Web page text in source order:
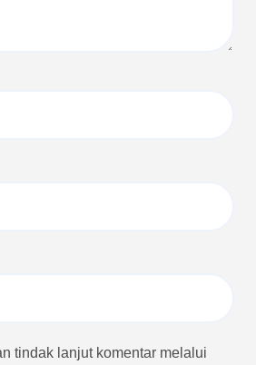
tindak lanjut komentar melalui